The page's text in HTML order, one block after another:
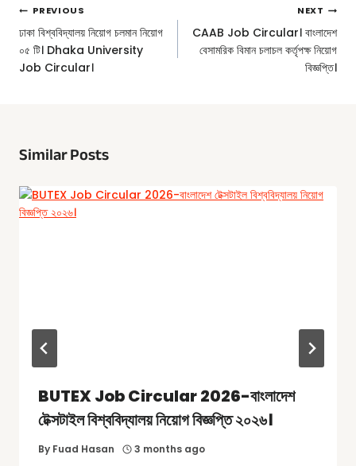
Post
Navigation
PREVIOUS
ঢাকা বিশ্ববিদ্যালয় নিয়োগ চলমান নিয়োগ
০৫ টি। Dhaka University
Job Circular।
NEXT
CAAB Job Circular। বাংলাদেশ
বেসামরিক বিমান চলাচল কর্তৃপক্ষ নিয়োগ
বিজ্ঞপ্তি।
Similar Posts
BUTEX Job Circular 2026-বাংলাদেশ
টেক্সটাইল বিশ্ববিদ্যালয় নিয়োগ বিজ্ঞপ্তি ২০২৬।
By Fuad Hasan 3 months ago